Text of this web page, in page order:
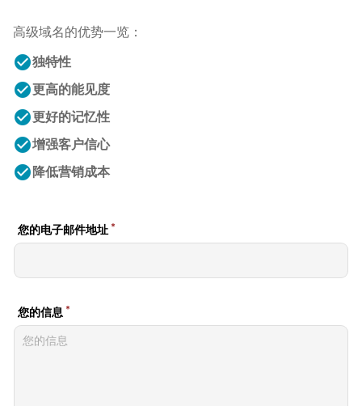
高级域名的优势一览：
check_circle独特性
check_circle更高的能见度
check_circle更好的记忆性
check_circle增强客户信心
check_circle 降低营销成本